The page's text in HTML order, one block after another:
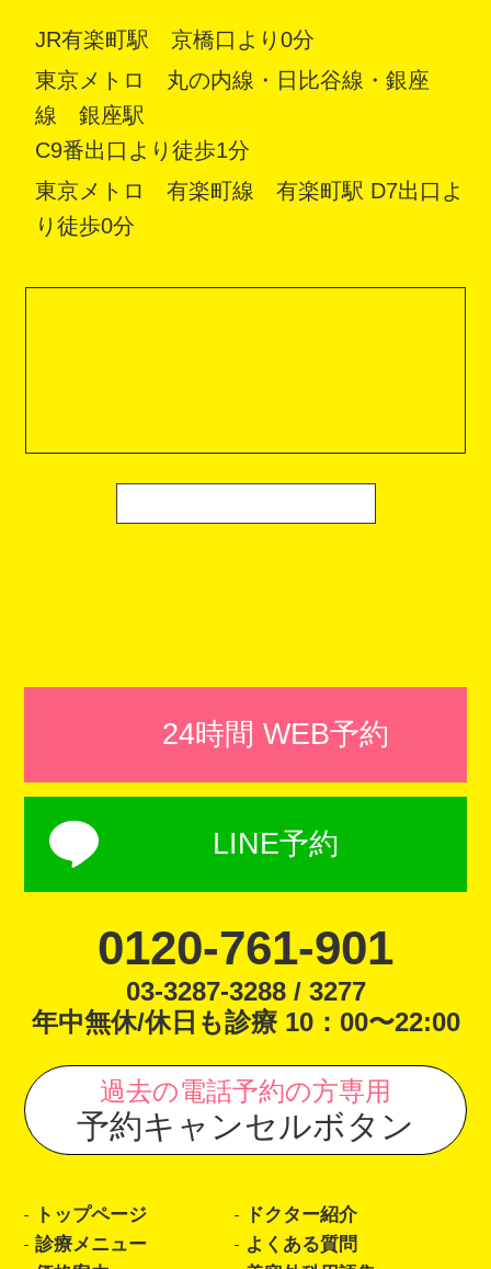
JR有楽町駅 京橋口より0分
東京メトロ 丸の内線・日比谷線・銀座
線 銀座駅
C9番出口より徒歩1分
東京メトロ 有楽町線 有楽町駅 D7出口よ
り徒歩0分
24時間 WEB予約
LINE予約
0120-761-901
03-3287-3288 / 3277
年中無休/休日も診療 10：00〜22:00
過去の電話予約の方専用
予約キャンセルボタン
トップページ
ドクター紹介
診療メニュー
よくある質問